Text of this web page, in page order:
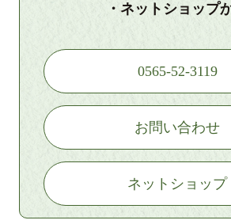
・ネットショップ
0565-52-3119
お問い合わせ
ネットショップ